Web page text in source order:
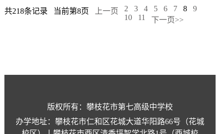
共218条记录 当前第8页 上一页 2 3 4 5 6 7 8
9
10
11 下一页>>
版权所有：攀枝花市第七高级中学校
办学地址：攀枝花市仁和区花城大道华阳路66号（花城